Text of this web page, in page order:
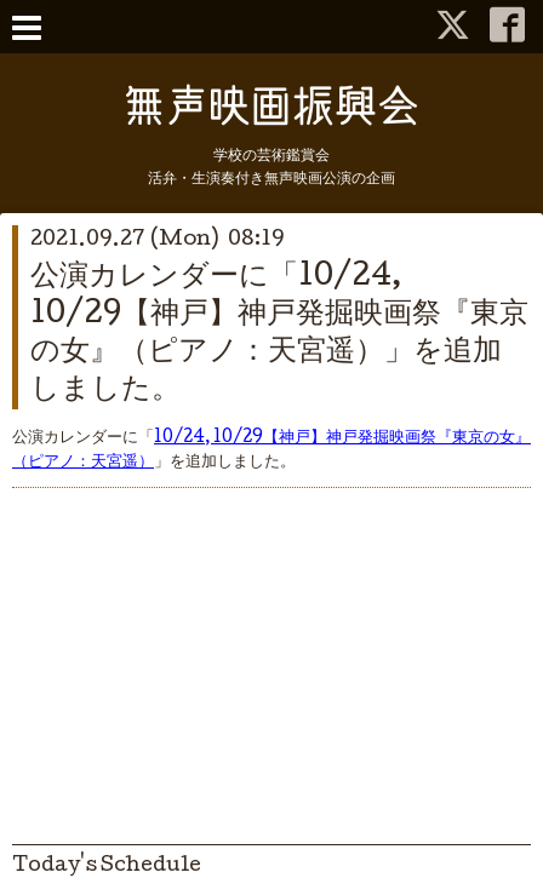
学校の芸術鑑賞会
活弁・生演奏付き無声映画公演の企画
2021.09.27 (Mon) 08:19
公演カレンダーに「10/24,
10/29【神戸】神戸発掘映画祭『東京
の女』（ピアノ：天宮遥）」を追加
しました。
公演カレンダーに「 10/24, 10/29【神戸】神戸発掘映画祭『東京の女』
（ピアノ：天宮遥） 」を追加しました。
Today's Schedule